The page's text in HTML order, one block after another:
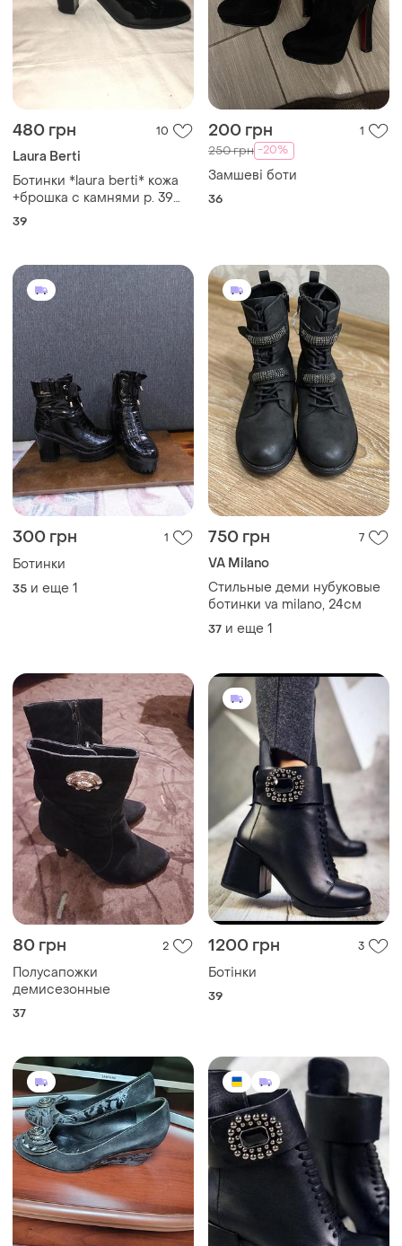
480 грн 10
Laura Berti
Ботинки *laura berti* кожа
+брошка с камнями р. 39
(25.50 см)
39
200 грн 1
250 грн -20%
Замшеві боти
36
300 грн 1
Ботинки
35 и еще 1
750 грн 7
VA Milano
Стильные деми нубуковые
ботинки va milano, 24см
37 и еще 1
80 грн 2
Полусапожки
демисезонные
37
1200 грн 3
Ботінки
39